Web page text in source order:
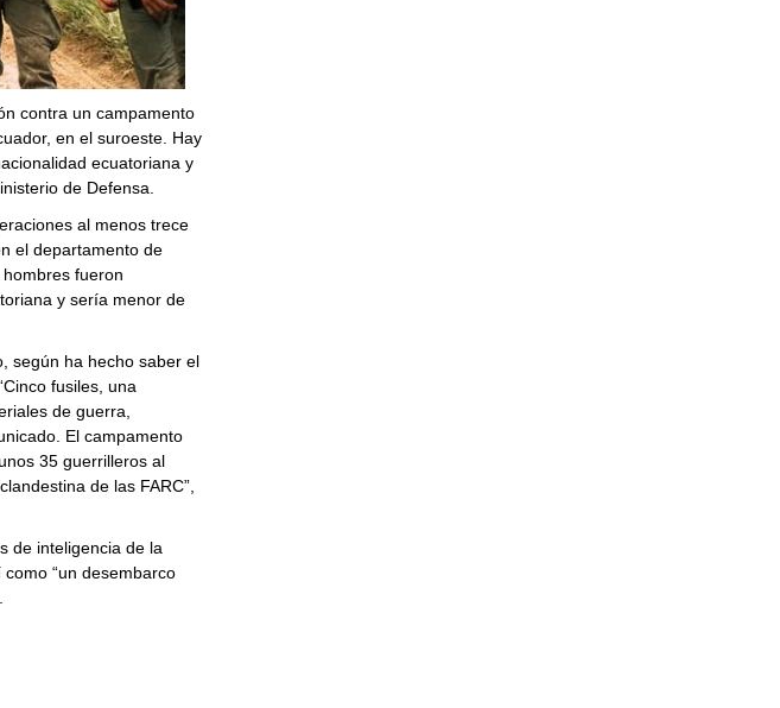
contra un campamento
en el suroeste. Hay
ecuatoriana y
de Defensa.
al menos trece
el departamento de
fueron
y sería menor de
según ha hecho saber el
fusiles, una
de guerra,
El campamento
35 guerrilleros al
de las FARC”,
de inteligencia de la
“un desembarco